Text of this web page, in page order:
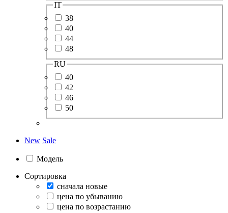
IT
38
40
44
48
RU
40
42
46
50
New Sale
Модель
Сортировка
сначала новые
цена по убыванию
цена по возрастанию